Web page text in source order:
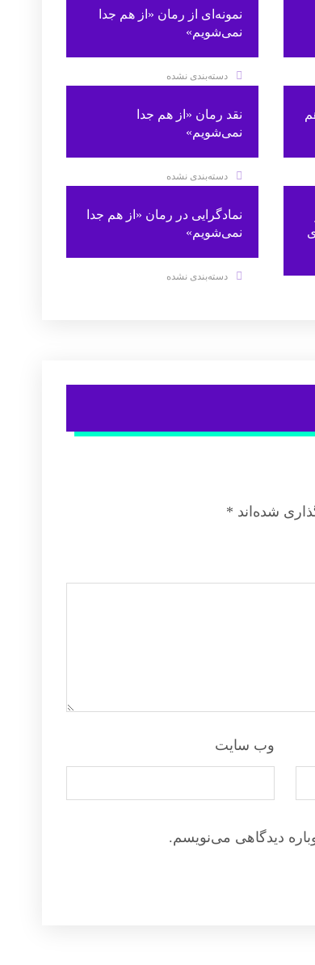
نمونه‌ای از رمان «از هم جدا
نمی‌شویم»
دسته‌بندی نشده
نقد رمان «از هم جدا
نمی‌شویم»
دسته‌بندی نشده
نمادگرایی در رمان «از هم جدا
نمی‌شویم»
دسته‌بندی نشده
شده‌اند *
وب‌ سایت
دیدگاهی می‌نویسم.